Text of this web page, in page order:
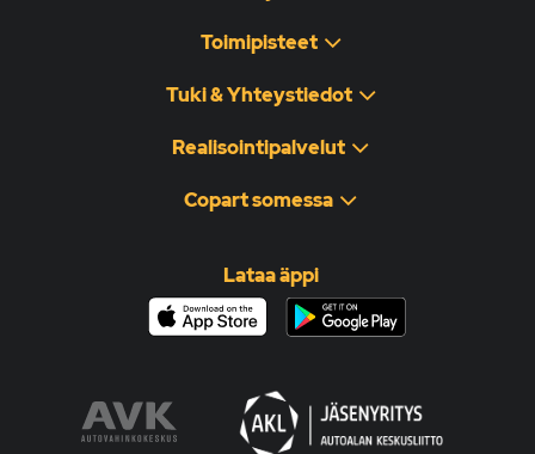
Toimipisteet
Tuki & Yhteystiedot
Realisointipalvelut
Copart somessa
Lataa äppi